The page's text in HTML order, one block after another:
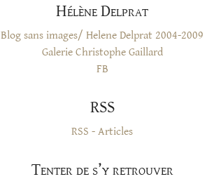
Hélène Delprat
Blog sans images/ Helene Delprat 2004-2009
Galerie Christophe Gaillard
FB
RSS
RSS - Articles
Tenter de s’y retrouver